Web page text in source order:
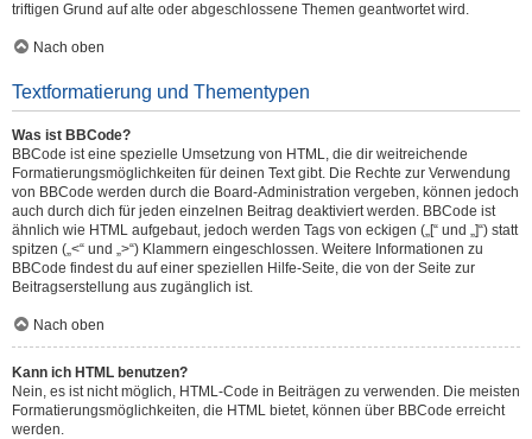
triftigen Grund auf alte oder abgeschlossene Themen geantwortet wird.
Nach oben
Textformatierung und Thementypen
Was ist BBCode?
BBCode ist eine spezielle Umsetzung von HTML, die dir weitreichende
Formatierungsmöglichkeiten für deinen Text gibt. Die Rechte zur Verwendung
von BBCode werden durch die Board-Administration vergeben, können jedoch
auch durch dich für jeden einzelnen Beitrag deaktiviert werden. BBCode ist
ähnlich wie HTML aufgebaut, jedoch werden Tags von eckigen („[“ und „]“) statt
spitzen („<“ und „>“) Klammern eingeschlossen. Weitere Informationen zu
BBCode findest du auf einer speziellen Hilfe-Seite, die von der Seite zur
Beitragserstellung aus zugänglich ist.
Nach oben
Kann ich HTML benutzen?
Nein, es ist nicht möglich, HTML-Code in Beiträgen zu verwenden. Die meisten
Formatierungsmöglichkeiten, die HTML bietet, können über BBCode erreicht
werden.